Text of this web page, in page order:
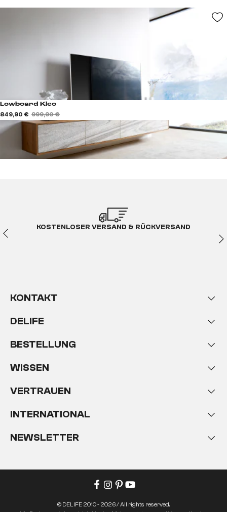
Lowboard Kleo
849,90 € 999,90 €
KOSTENLOSER VERSAND & RÜCKVERSAND
KONTAKT
DELIFE
BESTELLUNG
WISSEN
VERTRAUEN
INTERNATIONAL
NEWSLETTER
© DELIFE 2010 - 2026 / All rights reserved.